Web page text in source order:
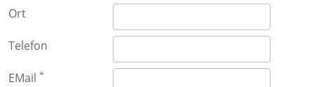
Ort
Telefon
EMail *